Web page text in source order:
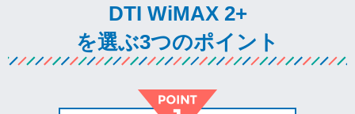
DTI WiMAX 2+
を選ぶ3つのポイント